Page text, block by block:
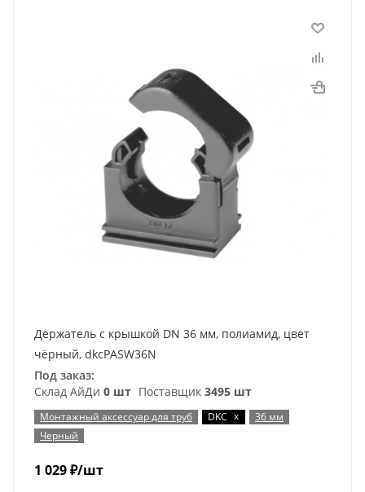
Держатель с крышкой DN 36 мм, полиамид, цвет
чёрный, dkcPASW36N
Под заказ:
Склад АйДи 0 шт Поставщик 3495 шт
Монтажный аксессуар для труб DKC x
36 мм
Черный
1 029₽/шт